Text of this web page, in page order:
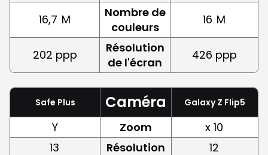
16,7 M
Nombre de
couleurs
16 M
202 ppp
Résolution
de l'écran
426 ppp
Safe Plus Caméra Galaxy Z Flip5
Y Zoom
x 10
13
Résolution
12